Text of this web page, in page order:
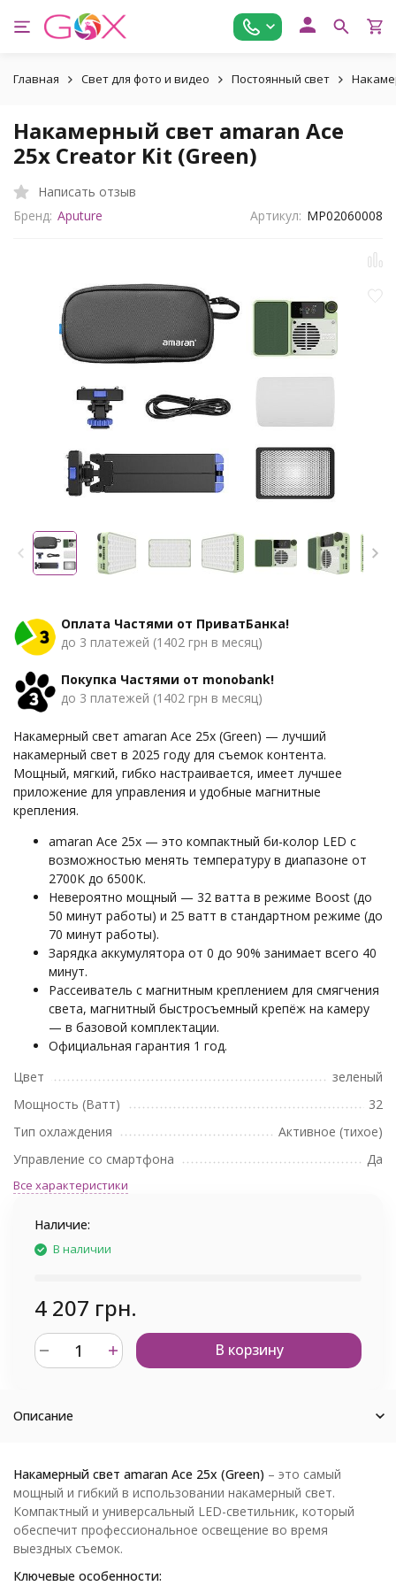
Главная Свет для фото и видео Постоянный свет
Накамерный свет amaran Ace
25x Creator Kit (Green)
Написать отзыв
Бренд: Aputure Артикул: MP02060008
Оплата Частями от ПриватБанка!
до 3 платежей (1402 грн в месяц)
Покупка Частями от monobank!
до 3 платежей (1402 грн в месяц)
Накамерный свет amaran Ace 25x (Green) — лучший
накамерный свет в 2025 году для съемок контента.
Мощный, мягкий, гибко настраивается, имеет лучшее
приложение для управления и удобные магнитные
крепления.
amaran Ace 25x — это компактный би-колор LED с
возможностью менять температуру в диапазоне от
2700К до 6500К.
Невероятно мощный — 32 ватта в режиме Boost (до
50 минут работы) и 25 ватт в стандартном режиме (до
70 минут работы).
Зарядка аккумулятора от 0 до 90% занимает всего 40
минут.
Рассеиватель с магнитным креплением для смягчения
света, магнитный быстросъемный крепёж на камеру
— в базовой комплектации.
Официальная гарантия 1 год.
Цвет
зеленый
Мощность (Ватт)
32
Тип охлаждения
Активное (тихое)
Управление со смартфона
Да
Все характеристики
Наличие:
В наличии
4 207 грн.
В корзину
Описание
Накамерный свет amaran Ace 25x (Green) – это самый
мощный и гибкий в использовании накамерный свет.
Компактный и универсальный LED-светильник, который
обеспечит профессиональное освещение во время
выездных съемок.
Ключевые особенности: